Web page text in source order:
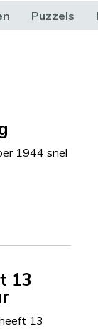
Puzzels
1944 snel
13
13